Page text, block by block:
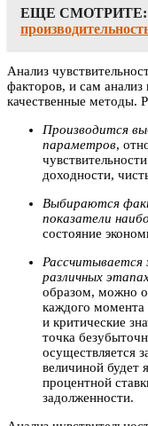
ЕЩЕ СМОТРИТЕ:
Анализ
факторов, и сам анализ
качественные методы.
Производится
параметров,
доходности,
Выбираются
показатели
состояние
Рассчитывается
различных
образом, можно
каждого момента
и критические
точка
осуществляется
величиной будет
процентной
задолженности.